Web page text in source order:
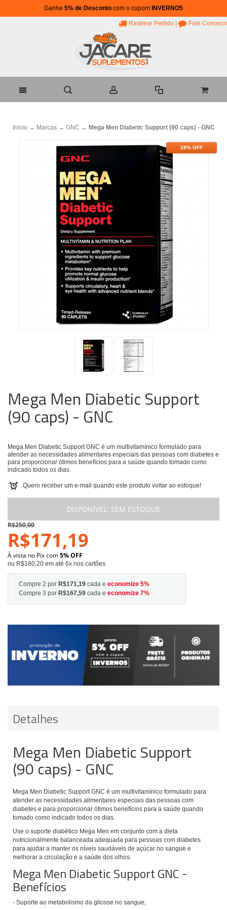
Ganhe 5% de Desconto com o cupom INVERNO5
Rastrear Pedido Fale Conosco
Início → Marcas → GNC → Mega Men Diabetic Support (90 caps) - GNC
28% OFF
Mega Men Diabetic Support
(90 caps) - GNC
Mega Men Diabetic Support GNC é um multivitamínico formulado para
atender as necessidades alimentares especiais das pessoas com diabetes e
para proporcionar ótimos benefícios para a saúde quando tomado como
indicado todos os dias.
Quero receber um e-mail quando este produto voltar ao estoque!
DISPONÍVEL: SEM ESTOQUE
R$250,00
R$171,19
À vista no Pix com5% OFF
ou R$180,20 em até 6x nos cartões
Compre 2 por R$171,19 cada e economize 5%
Compre 3 por R$167,59 cada e economize 7%
Detalhes
Mega Men Diabetic Support
(90 caps) - GNC
Mega Men Diabetic Support GNC é um multivitamínico formulado para
atender as necessidades alimentares especiais das pessoas com
diabetes e para proporcionar ótimos benefícios para a saúde quando
tomado como indicado todos os dias.
Use o suporte diabético Mega Men em conjunto com a dieta
nutricionalmente balanceada adequada para pessoas com diabetes
para ajudar a manter os níveis saudáveis ​​de açúcar no sangue e
melhorar a circulação e a saúde dos olhos.
Mega Men Diabetic Support GNC -
Benefícios
- Suporte ao metabolismo da glicose no sangue;